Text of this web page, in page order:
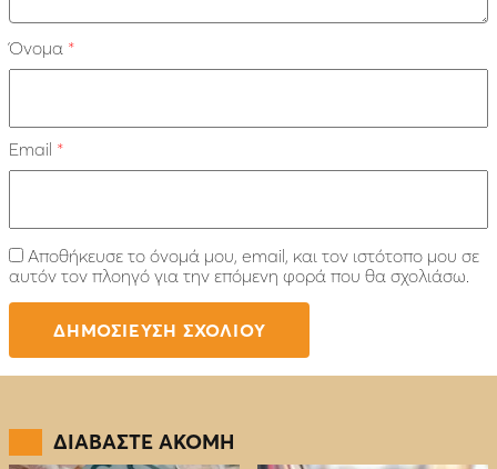
Όνομα *
Email *
Αποθήκευσε το όνομά μου, email, και τον ιστότοπο μου σε
αυτόν τον πλοηγό για την επόμενη φορά που θα σχολιάσω.
ΔΙΑΒΑΣΤΕ ΑΚΟΜΗ